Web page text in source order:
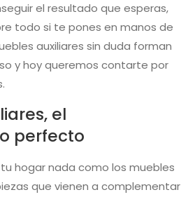
el resultado que esperas,
todo si te pones en manos de
auxiliares sin duda forman
y hoy queremos contarte por
el
perfecto
hogar nada como los muebles
que vienen a complementar